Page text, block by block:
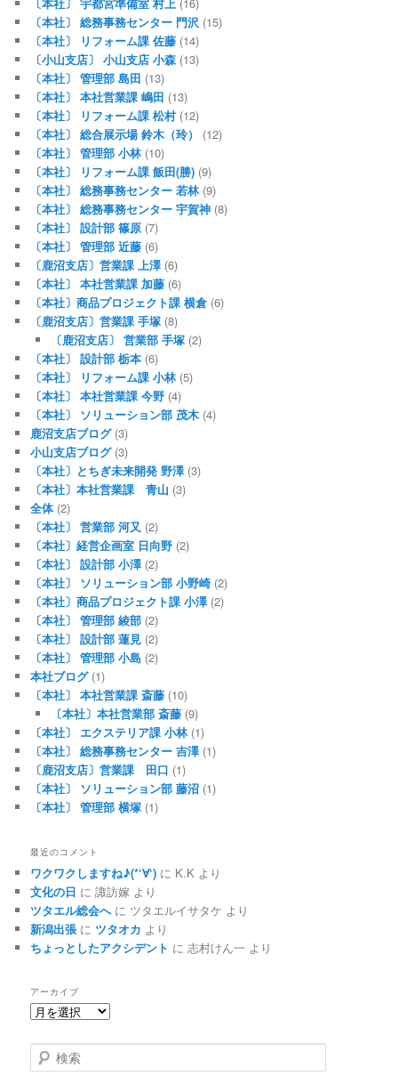
〔本社〕 総務事務センター 門沢 (15)
〔本社〕 リフォーム課 佐藤 (14)
〔小山支店〕 小山支店 小森 (13)
〔本社〕 管理部 島田 (13)
〔本社〕 本社営業課 嶋田 (13)
〔本社〕 リフォーム課 松村(12)
〔本社〕 総合展示場 鈴木（玲）
(12)
〔本社〕 管理部 小林(10)
〔本社〕 リフォーム課 飯田(勝) (9)
〔本社〕 総務事務センター 若林(9)
〔本社〕 総務事務センター 宇賀神 (8)
〔本社〕 設計部 篠原 (7)
〔本社〕 管理部 近藤 (6)
〔鹿沼支店〕営業課 上澤(6)
〔本社〕 本社営業課 加藤 (6)
〔本社〕商品プロジェクト課 横倉 (6)
〔鹿沼支店〕営業課 手塚 (8)
〔鹿沼支店〕 営業部 手塚(2)
〔本社〕 設計部 栃本 (6)
〔本社〕 リフォーム課 小林(5)
〔本社〕 本社営業課 今野 (4)
〔本社〕 ソリューション部 茂木 (4)
鹿沼支店ブログ(3)
小山支店ブログ(3)
〔本社〕とちぎ未来開発 野澤(3)
〔本社〕本社営業課 青山 (3)
全体(2)
〔本社〕 営業部 河又 (2)
〔本社〕経営企画室 日向野 (2)
〔本社〕 設計部 小澤(2)
〔本社〕 ソリューション部 小野崎(2)
〔本社〕商品プロジェクト課 小澤(2)
〔本社〕 管理部 綾部 (2)
〔本社〕 設計部 蓮見 (2)
〔本社〕 管理部 小島 (2)
本社ブログ(1)
〔本社〕 本社営業課 斎藤 (10)
〔本社〕本社営業部 斎藤(9)
〔本社〕 エクステリア課 小林(1)
〔本社〕 総務事務センター 吉澤(1)
〔鹿沼支店〕営業課 田口 (1)
〔本社〕 ソリューション部 藤沼 (1)
〔本社〕 管理部 横塚 (1)
最近のコメント
ワクワクしますね♪(*‘∀‘) に K.K より
文化の日 に諏訪嫁 より
ツタエル総会へに ツタエルイサタケ より
新潟出張 に ツタオカ より
ちょっとしたアクシデント に志村けん一 より
アーカイブ
検索